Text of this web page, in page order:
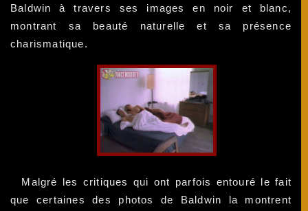
Baldwin à travers ses images en noir et blanc,
montrant sa beauté naturelle et sa présence
charismatique.
Malgré les critiques qui ont parfois entouré le fait
que certaines des photos de Baldwin la montrent